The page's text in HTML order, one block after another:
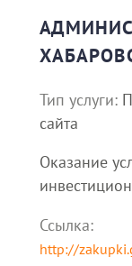
Тип услуги:
сайта
Оказание
Ссылка:
http://